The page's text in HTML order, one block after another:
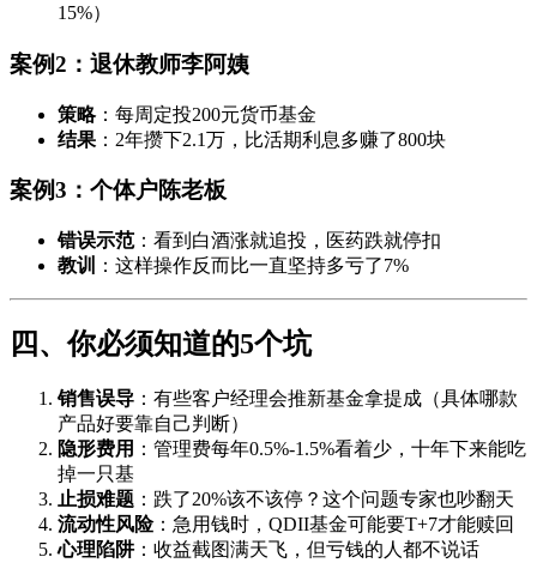
15%）
案例2：退休教师李阿姨
策略：每周定投200元货币基金
结果 ：2年攒下2.1万，比活期利息多赚了800块
案例3：个体户陈老板
错误示范：看到白酒涨就追投，医药跌就停扣
教训
：这样操作反而比一直坚持多亏了7%
四、你必须知道的5个坑
销售误导 ：有些客户经理会推新基金拿提成（具体哪款
产品好要靠自己判断）
隐形费用 ：管理费每年0.5%-1.5%看着少，十年下来能吃
掉一只基
止损难题 ：跌了20%该不该停？这个问题专家也吵翻天
流动性风险：急用钱时，QDII基金可能要T+7才能赎回
心理陷阱：收益截图满天飞，但亏钱的人都不说话